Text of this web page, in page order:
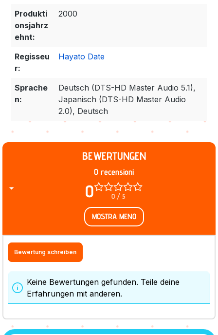
Produkti
onsjahrz
ehnt:
2000
Regisseu
r:
Hayato Date
Sprache
n:
Deutsch (DTS-HD Master Audio 5.1),
Japanisch (DTS-HD Master Audio
2.0), Deutsch
BEWERTUNGEN
0 0 / 5
0 recensioni
MOSTRA MENO
Bewertung schreiben
Keine Bewertungen gefunden. Teile deine
Erfahrungen mit anderen.